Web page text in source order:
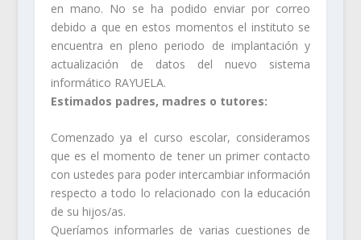
en mano. No se ha podido enviar por correo
debido a que en estos momentos el instituto se
encuentra en pleno periodo de implantación y
actualización de datos del nuevo sistema
informático RAYUELA.
Estimados padres, madres o tutores:
Comenzado ya el curso escolar, consideramos
que es el momento de tener un primer contacto
con ustedes para poder intercambiar información
respecto a todo lo relacionado con la educación
de su hijos/as.
Queríamos informarles de varias cuestiones de